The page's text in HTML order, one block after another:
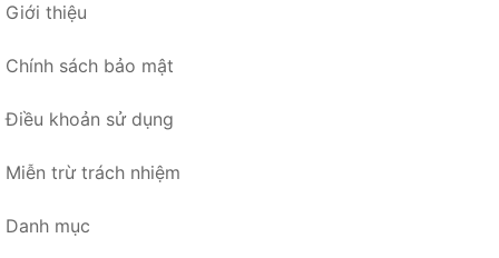
Giới thiệu
Chính sách bảo mật
Điều khoản sử dụng
Miễn trừ trách nhiệm
Danh mục